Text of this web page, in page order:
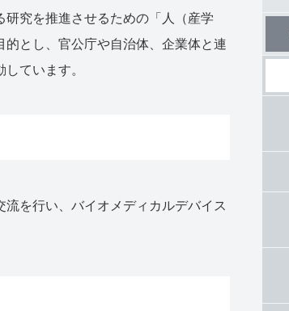
究を推進させるための「人（産学
とし、官公庁や自治体、企業体と連
ています。
を行い、バイオメディカルデバイス